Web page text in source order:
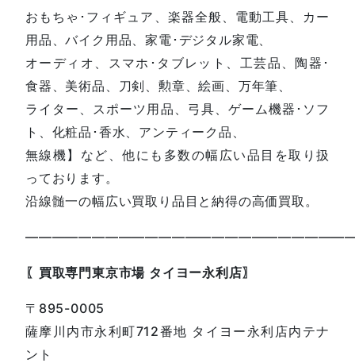
おもちゃ･フィギュア、楽器全般、電動工具、カー
用品、バイク用品、家電･デジタル家電、
オーディオ、スマホ･タブレット、工芸品、陶器･
食器、美術品、刀剣、勲章、絵画、万年筆、
ライター、スポーツ用品、弓具、ゲーム機器･ソフ
ト、化粧品･香水、アンティーク品、
無線機】など、他にも多数の幅広い品目を取り扱
っております。
沿線髄一の幅広い買取り品目と納得の高価買取。
〖買取専門東京市場 タイヨー永利店〗
〒895-0005
薩摩川内市永利町712番地 タイヨー永利店内テナ
ント